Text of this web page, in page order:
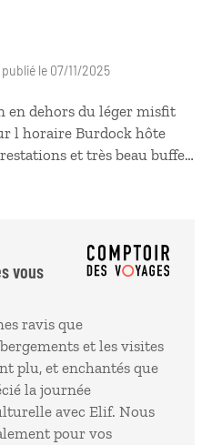
en dehors du léger misfit
l horaire Burdock hôte
et très beau buffet
Les trois
dimanche 26 Prévoir un
pour l achat des
Nous avons acheté des
et saint sophie, alors
sur place
le 07/11/2025
vous
ravis que
et les visites
plu, et enchantés que
la journée
avec Elif. Nous
pour vos